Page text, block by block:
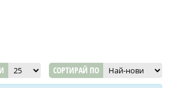
СОРТИРАЙ ПО